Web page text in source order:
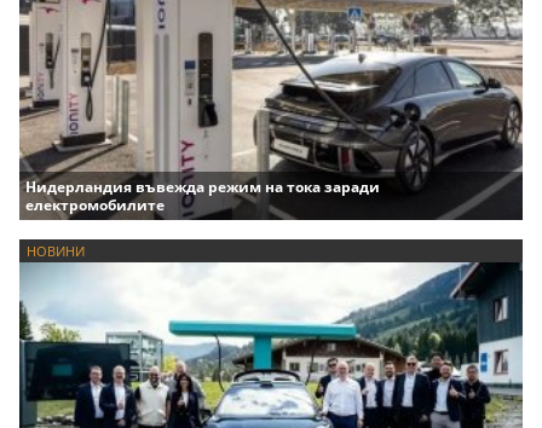
Нидерландия въвежда режим на тока заради
електромобилите
НОВИНИ